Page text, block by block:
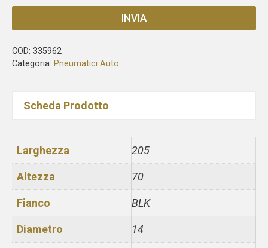
INVIA
COD: 335962
Categoria: Pneumatici Auto
Scheda Prodotto
Larghezza 205
Altezza 70
Fianco BLK
Diametro 14